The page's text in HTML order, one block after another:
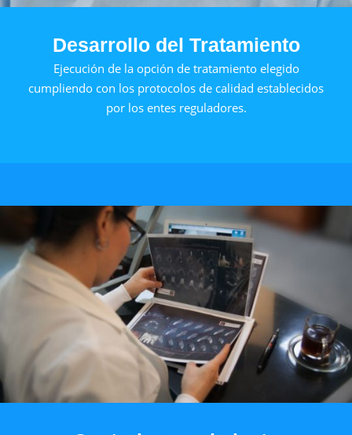
Desarrollo del Tratamiento
Ejecución de la opción de tratamiento elegido
cumpliendo con los protocolos de calidad establecidos
por los entes reguladores.